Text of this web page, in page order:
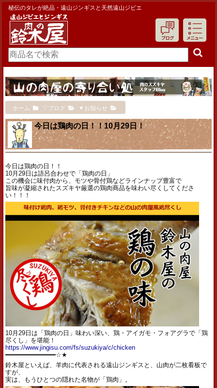
秘伝のタレが絶品・遠山ジンギスと天然遠山ジビエ
ホーム ▽ブログ ▼お知らせ
今日は鶏肉の日！！10月29日！
今日は鶏肉の日！！
10月29日は語呂合わせで「鶏肉の日」
この機会に味付肉から、モツや骨付鶏などラインナップ豊富で
旨味が凝縮されたスズキヤ厳選の鶏肉商品を味わい尽くしてくださ
い！！！
10月29日は「鶏肉の日」味わい深い、鶏・アイガモ・ フォアグラで「鶏
尽くし」を堪能！
https://www.jingisu.com/fs/suzukiya/c/chicken
━━━━━━━━━━━━━☆★
鈴木屋といえば、羊肉に代表される遠山ジンギスと、 山肉が二枚看板で
すが、
実は、もうひとつの隠れた名物が「鶏肉」。